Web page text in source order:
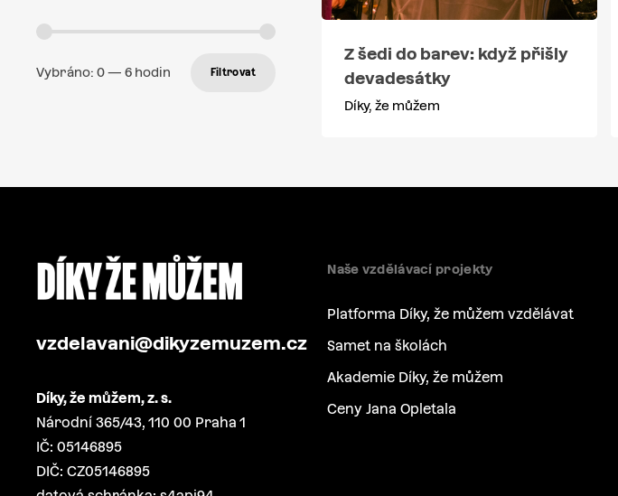
Vybráno: 0— 6 hodin Filtrovat
Z šedi do barev: když přišly
devadesátky
Díky, že můžem
vzdelavani@dikyzemuzem.cz
Díky, že můžem, z. s.
Národní 365/43, 110 00 Praha 1
IČ: 05146895
DIČ: CZ05146895
Naše vzdělávací projekty
Platforma Díky, že můžem vzdělávat
Samet na školách
Akademie Díky, že můžem
Ceny Jana Opletala